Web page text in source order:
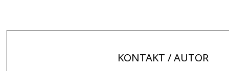
KONTAKT / AUTOR